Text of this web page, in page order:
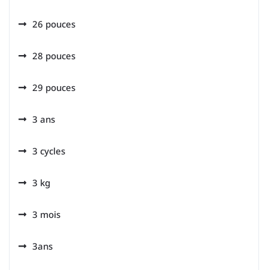
26 pouces
28 pouces
29 pouces
3 ans
3 cycles
3 kg
3 mois
3ans